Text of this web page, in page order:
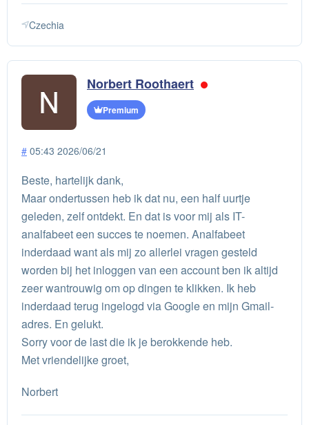
Czechia
Norbert Roothaert
Premium
# 05:43 2026/06/21
Beste, hartelijk dank,
Maar ondertussen heb ik dat nu, een half uurtje
geleden, zelf ontdekt. En dat is voor mij als IT-
analfabeet een succes te noemen. Analfabeet
inderdaad want als mij zo allerlei vragen gesteld
worden bij het inloggen van een account ben ik altijd
zeer wantrouwig om op dingen te klikken. Ik heb
inderdaad terug ingelogd via Google en mijn Gmail-
adres. En gelukt.
Sorry voor de last die ik je berokkende heb.
Met vriendelijke groet,
Norbert